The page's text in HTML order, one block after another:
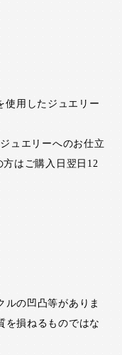
使用したジュエリー
ュエリーへのお仕立
はご購入日翌日12
ルの凹凸等がありま
を損ねるものではな